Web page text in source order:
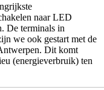
naar LED
De terminals in
we ook gestart met de
Dit komt
(energieverbruik) ten